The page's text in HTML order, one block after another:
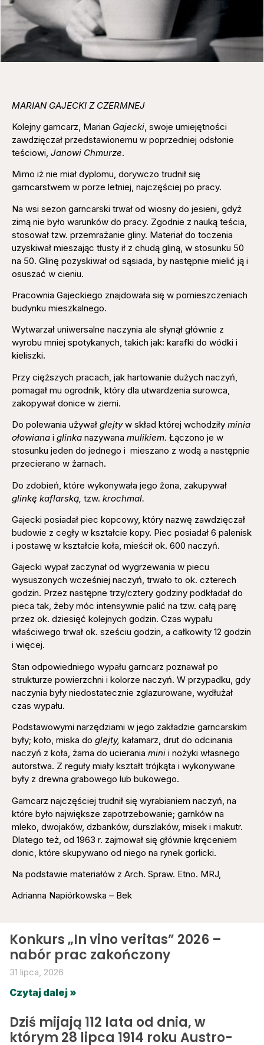
MARIAN GAJECKI Z CZERMNEJ
Kolejny garncarz, Marian Gajecki, swoje umiejętności
zawdzięczał przedstawionemu w poprzedniej odsłonie
teściowi, Janowi Chmurze.
Mimo iż nie miał dyplomu, dorywczo trudnił się
garncarstwem w porze letniej, najczęściej po pracy.
Na wsi sezon garncarski trwał od wiosny do jesieni, gdyż
zimą nie było warunków do pracy. Zgodnie z nauką teścia,
stosował tzw. przemrażanie gliny. Materiał do toczenia
uzyskiwał mieszając tłusty ił z chudą gliną, w stosunku 50
na 50. Glinę pozyskiwał od sąsiada, by następnie mielić ją i
osuszać w cieniu.
Pracownia Gajeckiego znajdowała się w pomieszczeniach
budynku mieszkalnego.
Wytwarzał uniwersalne naczynia ale słynął głównie z
wyrobu mniej spotykanych, takich jak: karafki do wódki i
kieliszki.
Przy cięższych pracach, jak hartowanie dużych naczyń,
pomagał mu ogrodnik, który dla utwardzenia surowca,
zakopywał donice w ziemi.
Do polewania używał glejtyw skład której wchodziły minia
ołowiana i glinka nazywana mulikiem. Łączono je w
stosunku jeden do jednego i mieszano z wodą a następnie
przecierano w żarnach.
Do zdobień, które wykonywała jego żona, zakupywał
glinkę kaflarską, tzw. krochmal.
Gajecki posiadał piec kopcowy, który nazwę zawdzięczał
budowie z cegły w kształcie kopy. Piec posiadał 6 palenisk
i postawę w kształcie koła, mieścił ok. 600 naczyń.
Gajecki wypał zaczynał od wygrzewania w piecu
wysuszonych wcześniej naczyń, trwało to ok. czterech
godzin. Przez następne trzy/cztery godziny podkładał do
pieca tak, żeby móc intensywnie palić na tzw. całą parę
przez ok. dziesięć kolejnych godzin. Czas wypału
właściwego trwał ok. sześciu godzin, a całkowity 12 godzin
i więcej.
Stan odpowiedniego wypału garncarz poznawał po
strukturze powierzchni i kolorze naczyń. W przypadku, gdy
naczynia były niedostatecznie zglazurowane, wydłużał
czas wypału.
Podstawowymi narzędziami w jego zakładzie garncarskim
były; koło, miska do glejty, kałamarz, drut do odcinania
naczyń z koła, żarna do ucierania mini i nożyki własnego
autorstwa. Z reguły miały kształt trójkąta i wykonywane
były z drewna grabowego lub bukowego.
Garncarz najczęściej trudnił się wyrabianiem naczyń, na
które było największe zapotrzebowanie; garnków na
mleko, dwojaków, dzbanków, durszlaków, misek i makutr.
Dlatego też, od 1963 r. zajmował się głównie kręceniem
donic, które skupywano od niego na rynek gorlicki.
Na podstawie materiałów z Arch. Spraw. Etno. MRJ,
Adrianna Napiórkowska – Bek
Konkurs „In vino veritas” 2026 –
nabór prac zakończony
31 lipca, 2026
Czytaj dalej »
Dziś mijają 112 lata od dnia, w
którym 28 lipca 1914 roku Austro-